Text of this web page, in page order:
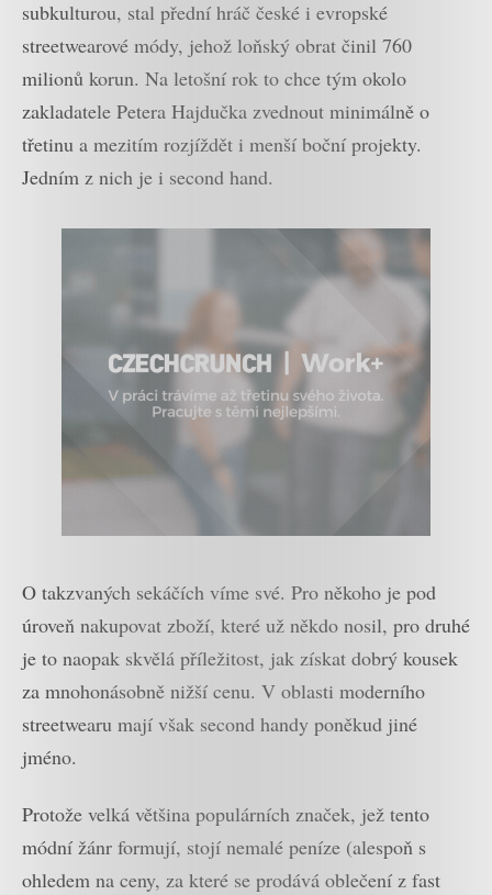
subkulturou, stal přední hráč české i evropské
streetwearové módy, jehož loňský obrat činil 760
milionů korun. Na letošní rok to chce tým okolo
zakladatele Petera Hajdučka zvednout minimálně o
třetinu a mezitím rozjíždět i menší boční projekty.
Jedním z nich je i second hand.
O takzvaných sekáčích víme své. Pro někoho je pod
úroveň nakupovat zboží, které už někdo nosil, pro druhé
je to naopak skvělá příležitost, jak získat dobrý kousek
za mnohonásobně nižší cenu. V oblasti moderního
streetwearu mají však second handy poněkud jiné
jméno.
Protože velká většina populárních značek, jež tento
módní žánr formují, stojí nemalé peníze (alespoň s
ohledem na ceny, za které se prodává oblečení z fast